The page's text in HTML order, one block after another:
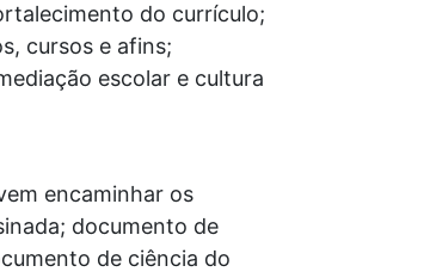
do currículo;
cursos e afins;
escolar e cultura
encaminhar os
documento de
de ciência do